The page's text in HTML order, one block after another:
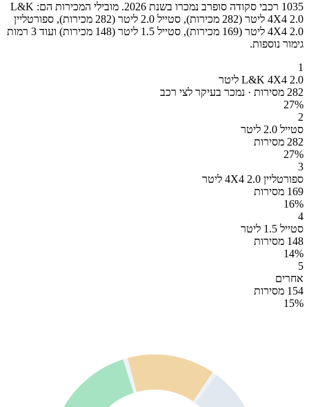
1035 רכבי סקודה סופרב נמכרו בשנת 2026. מובילי המכירות הם: L&K
4X4 2.0 ליטר (282 מכירות), סטייל 2.0 ליטר (282 מכירות), ספורטליין
4X4 2.0 ליטר (169 מכירות), סטייל 1.5 ליטר (148 מכירות) ועוד 3 רמות
גימור נוספות.
1
L&K 4X4 2.0 ליטר
282 מסירות · נמכר בעיקר לצי רכב
27%
2
סטייל 2.0 ליטר
282 מסירות
27%
3
ספורטליין 4X4 2.0 ליטר
169 מסירות
16%
4
סטייל 1.5 ליטר
148 מסירות
14%
5
אחרים
154 מסירות
15%